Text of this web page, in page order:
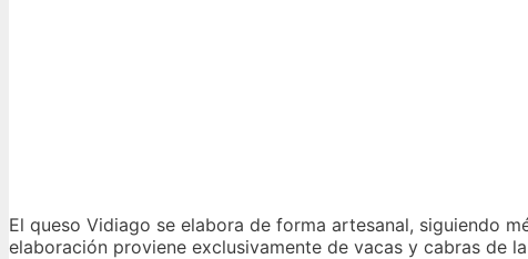
El queso Vidiago se elabora de forma artesanal, siguiendo
elaboración proviene exclusivamente de vacas y cabras de